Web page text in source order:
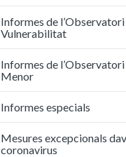
Informes de l’Observatori
Vulnerabilitat
Informes de
Menor
Informes especials
Mesures excepcionals
coronavirus